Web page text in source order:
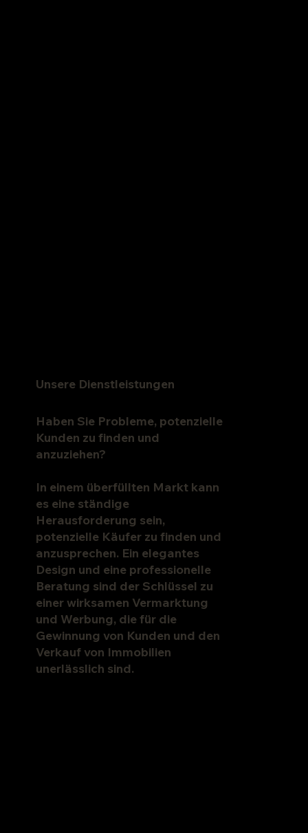
Haben Sie Probleme, potenzielle
Kunden zu finden und
anzuziehen?
In einem überfüllten Markt kann
es eine ständige
Herausforderung sein,
potenzielle Käufer zu finden und
anzusprechen. Ein elegantes
Design und eine professionelle
Beratung sind der Schlüssel zu
einer wirksamen Vermarktung
und Werbung, die für die
Gewinnung von Kunden und den
Verkauf von Immobilien
unerlässlich sind.
Unsere Dienstleistungen